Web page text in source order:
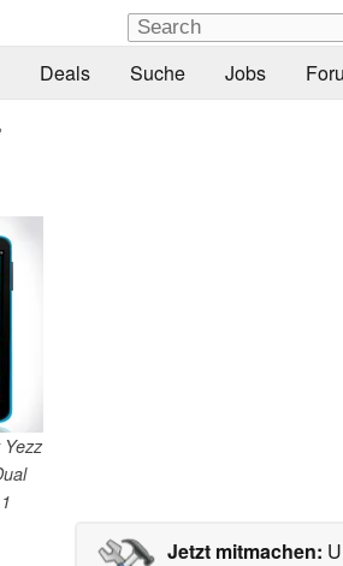
Deals Suche Jobs
Jetzt mitmachen: